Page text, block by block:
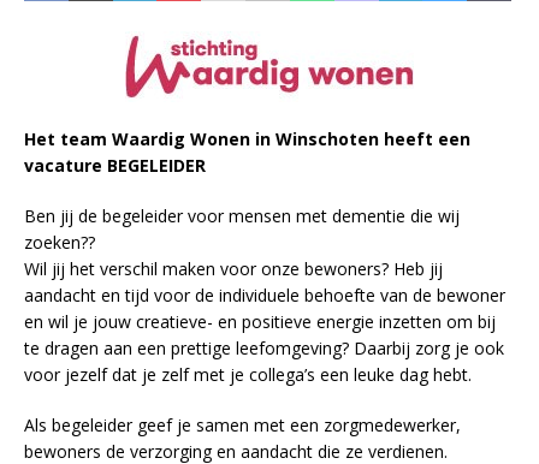
Het team Waardig Wonen in Winschoten heeft een
vacature BEGELEIDER
Ben jij de begeleider voor mensen met dementie die wij
zoeken??
Wil jij het verschil maken voor onze bewoners? Heb jij
aandacht en tijd voor de individuele behoefte van de bewoner
en wil je jouw creatieve- en positieve energie inzetten om bij
te dragen aan een prettige leefomgeving? Daarbij zorg je ook
voor jezelf dat je zelf met je collega’s een leuke dag hebt.
Als begeleider geef je samen met een zorgmedewerker,
bewoners de verzorging en aandacht die ze verdienen.